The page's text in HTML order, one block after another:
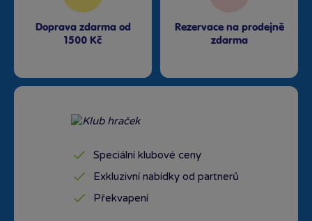
Doprava zdarma od
1500 Kč
Rezervace na prodejně
zdarma
Speciální klubové ceny
Exkluzivní nabídky od partnerů
Překvapení